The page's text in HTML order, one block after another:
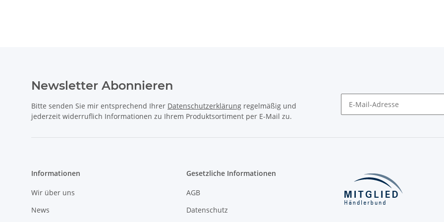
Newsletter Abonnieren
Bitte senden Sie mir entsprechend Ihrer Datenschutzerklärung regelmäßig und
jederzeit widerruflich Informationen zu Ihrem Produktsortiment per E-Mail zu.
Informationen
Wir über uns
News
Gesetzliche Informationen
AGB
Datenschutz